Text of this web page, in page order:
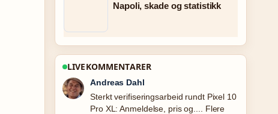
Napoli, skade og statistikk
LIVEKOMMENTARER
Sara Lind
God gjennomgang av Mel gram til dl –
enkel omregning.... Dette er den klarest